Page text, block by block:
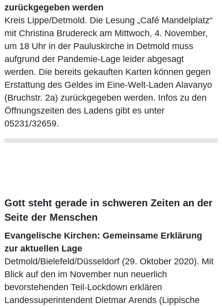
zurückgegeben werden
Kreis Lippe/Detmold. Die Lesung „Café Mandelplatz“
mit Christina Brudereck am Mittwoch, 4. November,
um 18 Uhr in der Pauluskirche in Detmold muss
aufgrund der Pandemie-Lage leider abgesagt
werden. Die bereits gekauften Karten können gegen
Erstattung des Geldes im Eine-Welt-Laden Alavanyo
(Bruchstr. 2a) zurückgegeben werden. Infos zu den
Öffnungszeiten des Ladens gibt es unter
05231/32659.
Gott steht gerade in schweren Zeiten an der
Seite der Menschen
Evangelische Kirchen: Gemeinsame Erklärung
zur aktuellen Lage
Detmold/Bielefeld/Düsseldorf (29. Oktober 2020). Mit
Blick auf den im November nun neuerlich
bevorstehenden Teil-Lockdown erklären
Landessuperintendent Dietmar Arends (Lippische